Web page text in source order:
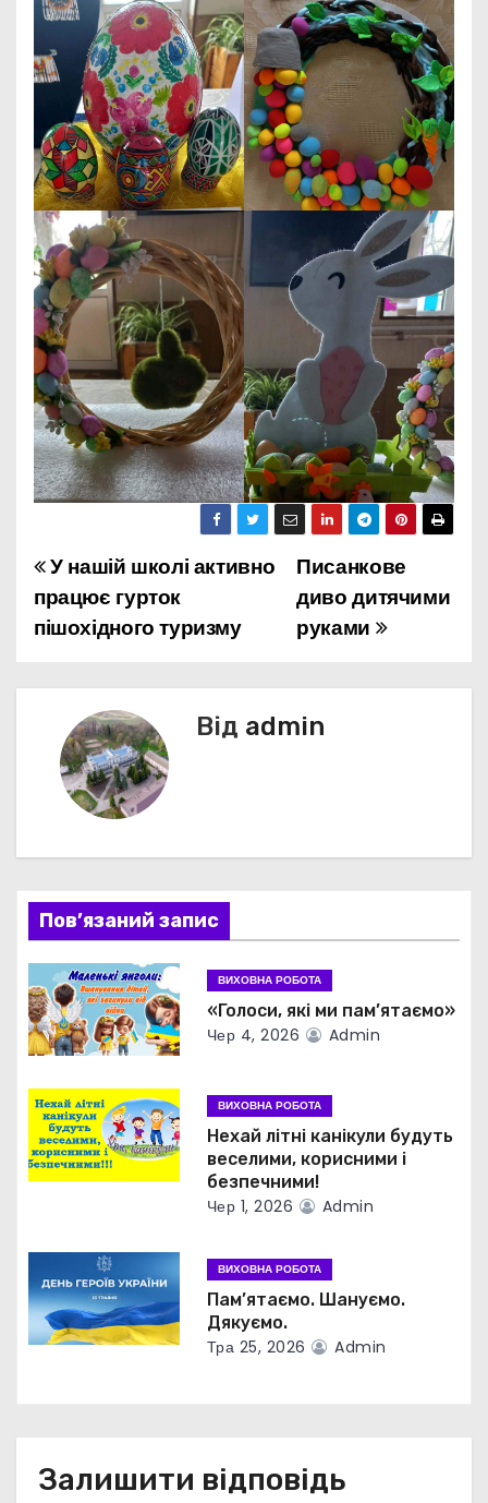
Н
а
ц
і
я
з
а
п
и
с
в
Писанкове
диво дитячими
руками
У нашій школі активно
працює гурток
пішохідного туризму
Від admin
Пов’язаний запис
ВИХОВНА РОБОТА
«Голоси, які ми пам’ятаємо»
Чер 4, 2026 Admin
ВИХОВНА РОБОТА
Нехай літні канікули будуть
веселими, корисними і
безпечними!
Чер 1, 2026 Admin
ВИХОВНА РОБОТА
Пам’ятаємо. Шануємо.
Дякуємо.
Тра 25, 2026 Admin
Залишити відповідь